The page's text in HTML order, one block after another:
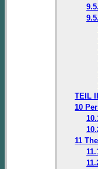
TEIL
10
11